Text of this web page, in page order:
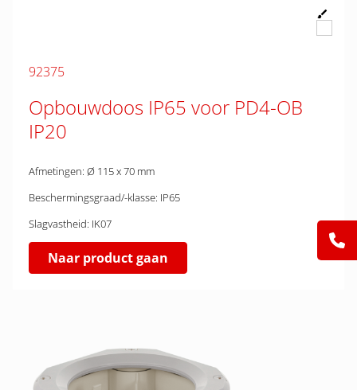
92375
Opbouwdoos IP65 voor PD4-OB
IP20
Afmetingen: Ø 115 x 70 mm
Beschermingsgraad/-klasse: IP65
Slagvastheid: IK07
Naar product gaan